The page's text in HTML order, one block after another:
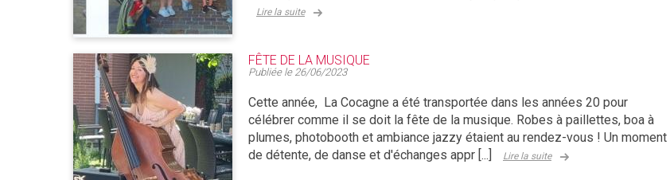
Lire la suite
FÊTE DE LA MUSIQUE
Publiée le 26/06/2023
Cette année, La Cocagne a été transportée dans les années 20 pour
célébrer comme il se doit la fête de la musique. Robes à paillettes, boa à
plumes, photobooth et ambiance jazzy étaient au rendez-vous ! Un moment
de détente, de danse et d'échanges appr [...]
Lire la suite